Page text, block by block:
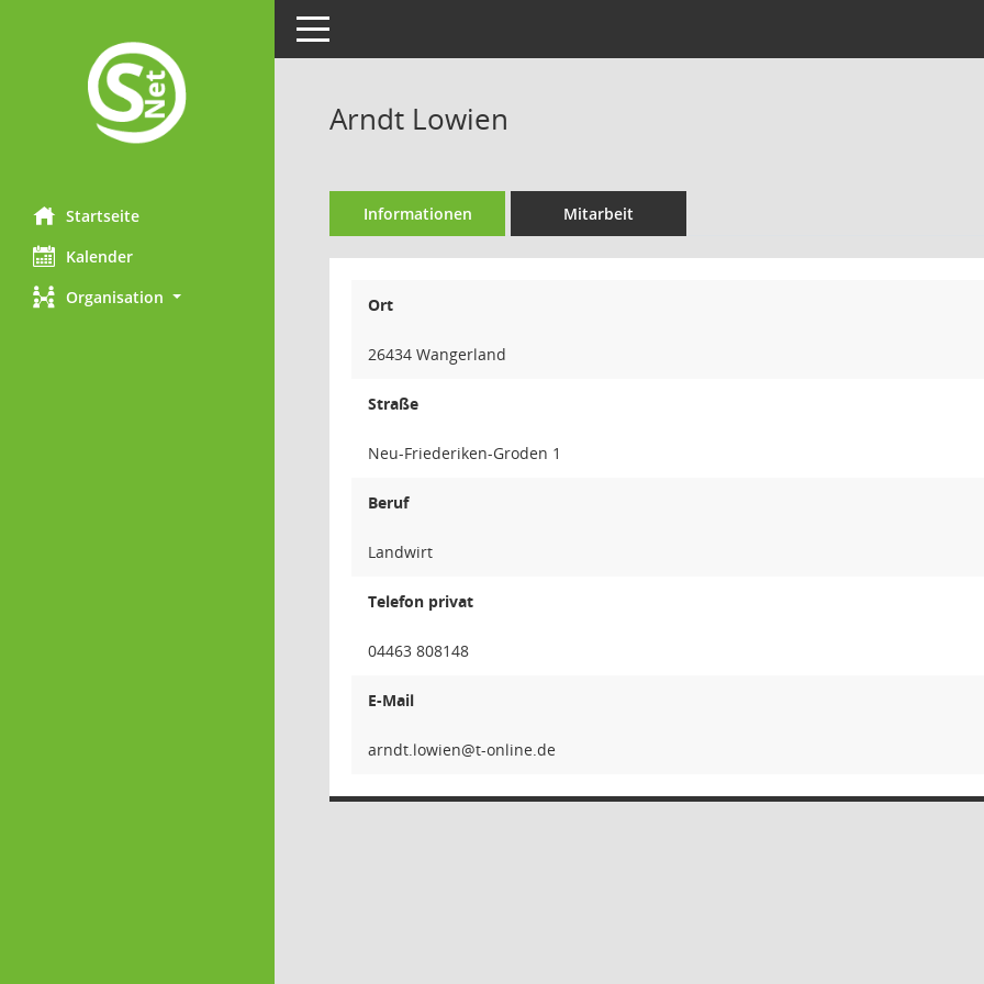
Startseite
Kalender
Organisation
Toggle navigation
Arndt Lowien
Informationen Mitarbeit
Ort
26434 Wangerland
Straße
Neu-Friederiken-Groden 1
Beruf
Landwirt
Telefon privat
04463 808148
E-Mail
neiwol